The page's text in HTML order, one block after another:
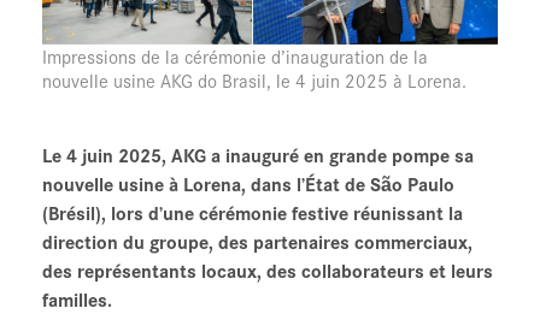
Impressions de la cérémonie d’inauguration de la
nouvelle usine AKG do Brasil, le 4 juin 2025 à Lorena.
Le 4 juin 2025, AKG a inauguré en grande pompe sa
nouvelle usine à Lorena, dans l’État de São Paulo
(Brésil), lors d’une cérémonie festive réunissant la
direction du groupe, des partenaires commerciaux,
des représentants locaux, des collaborateurs et leurs
familles.